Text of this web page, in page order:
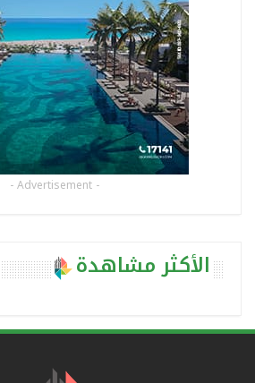
- Advertisement -
الأكثر مشاهدة